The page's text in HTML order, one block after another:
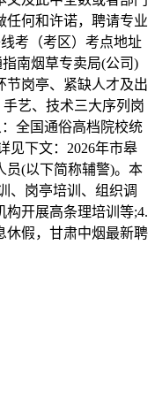
任何和许诺，聘请专业
考（考区）考点地址
南烟草专卖局(公司)
节岗亭、紧缺人才及出
艺、技术三大序列岗
全国通俗高档院校统
见下文：2026年市皋
员(以下简称辅警)。本
、岗亭培训、组织调
开展高条理培训等;4.
休假，甘肃中烟最新聘